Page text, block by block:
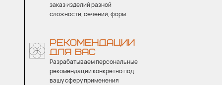
заказ изделий разной
сложности, сечений, форм.
РЕКОМЕНДАЦИИ
ДЛЯ ВАС
Разрабатываем персональные
рекомендации конкретно под
вашу сферу применения